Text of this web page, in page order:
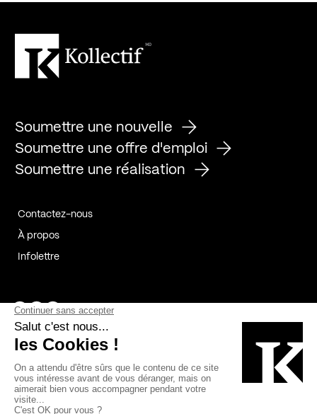
Soumettre une nouvelle
Soumettre une offre d'emploi
Soumettre une réalisation
Contactez-nous
À propos
Infolettre
Page Facebook de Kollectif
Page Instagram de Kollectif
Page Linkedin de Kollectif